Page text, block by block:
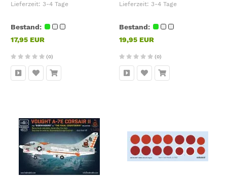
Lieferzeit: 3-4 Tage
Bestand:
17,95 EUR
(0)
Lieferzeit: 3-4 Tage
Bestand:
19,95 EUR
(0)